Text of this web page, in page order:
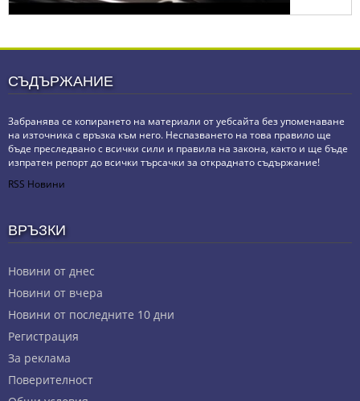
СЪДЪРЖАНИЕ
Забранява се копирането на материали от уебсайта без упоменаване
на източника с връзка към него. Неспазването на това правило ще
бъде преследвано с всички сили и правила на закона, както и ще бъде
изпратен репорт до всички търсачки за откраднато съдържание!
RSS Новини
ВРЪЗКИ
Новини от днес
Новини от вчера
Новини от последните 10 дни
Регистрация
За реклама
Πoвepитeлнocт